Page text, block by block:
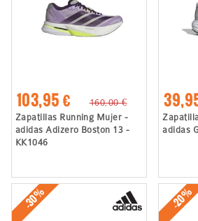
103,95 €
160,00 €
Zapatillas Running Mujer -
adidas Adizero Boston 13 -
KK1046
adidas
-30% -20%